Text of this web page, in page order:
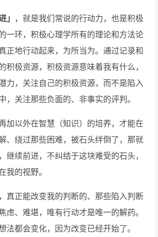
」 ，就是我们常说的行动力，也是积极
一环，积极心理学所有的理论和方法论
正地行动起来，为所当为。通过记录和
积极资源，积极资源意味着我有什么，
力，关注自己的积极资源，而不是陷入
，关注那些负面的、非事实的评判。
加以外在智慧（知识）的培养，才能在
、绕过那些困难，被石头绊倒了，那就
继续前进，不纠结于这块难受的石头，
我的视野。
真正能改变我的判断的、那些陷入判断
虑、难堪，唯有行动才是唯一的解药。
法都会变化，因为改变已经开始了。